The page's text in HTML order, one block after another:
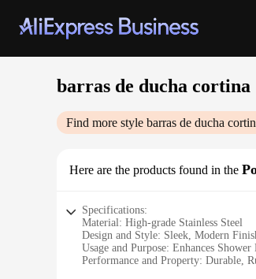
barras de ducha cortina
Find more style barras de ducha
Here are the products found in the
Specifications:
Material: High-grade Stainless Steel
Design and Style: Sleek, Modern
Usage and Purpose: Enhances Shower
Performance and Property: Durable,